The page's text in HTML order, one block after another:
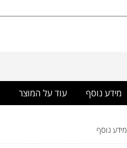
מידע נוסף עוד על המוצר
מידע נוסף